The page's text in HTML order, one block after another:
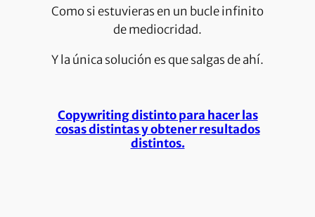
Como si estuvieras en un bucle infinito
de mediocridad.
Y la única solución es que salgas de ahí.
Copywriting distinto para hacer las
cosas distintas y obtener resultados
distintos.